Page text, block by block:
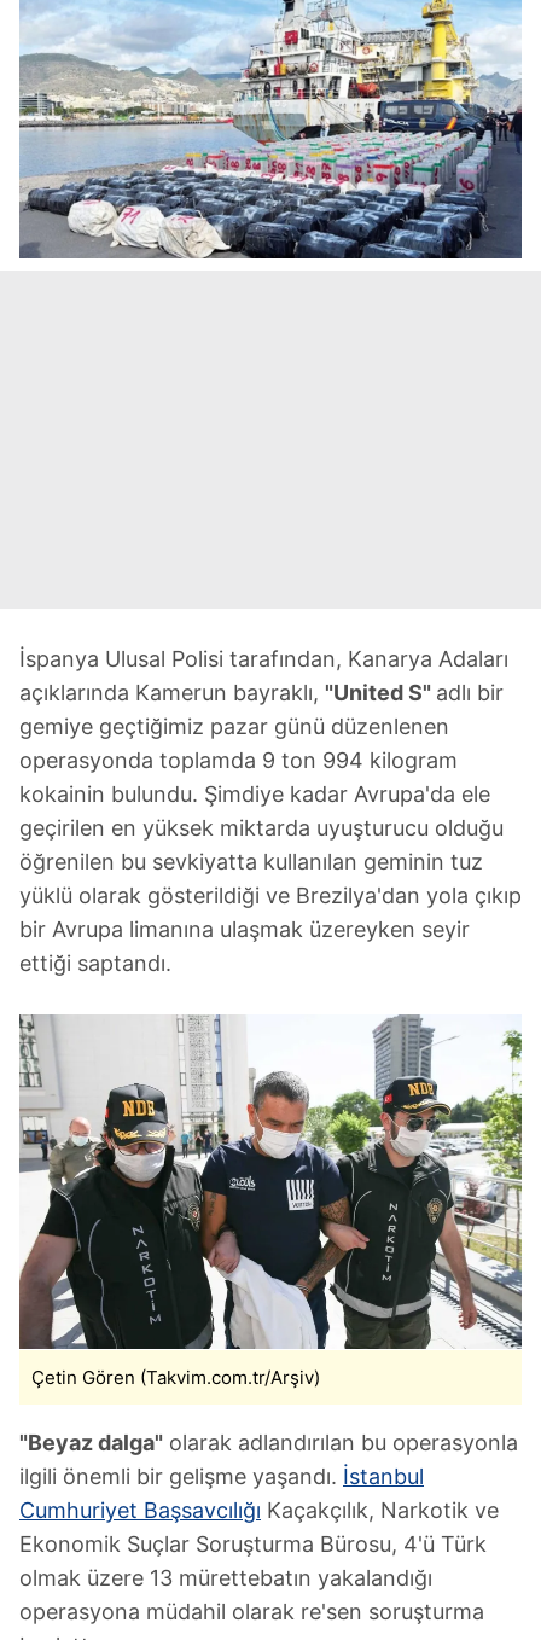
İspanya Ulusal Polisi tarafından, Kanarya Adaları
açıklarında Kamerun bayraklı, "United S" adlı bir
gemiye geçtiğimiz pazar günü düzenlenen
operasyonda toplamda 9 ton 994 kilogram
kokainin bulundu. Şimdiye kadar Avrupa'da ele
geçirilen en yüksek miktarda uyuşturucu olduğu
öğrenilen bu sevkiyatta kullanılan geminin tuz
yüklü olarak gösterildiği ve Brezilya'dan yola çıkıp
bir Avrupa limanına ulaşmak üzereyken seyir
ettiği saptandı.
Çetin Gören (Takvim.com.tr/Arşiv)
"Beyaz dalga" olarak adlandırılan bu operasyonla
ilgili önemli bir gelişme yaşandı. İstanbul
Cumhuriyet Başsavcılığı Kaçakçılık, Narkotik ve
Ekonomik Suçlar Soruşturma Bürosu, 4'ü Türk
olmak üzere 13 mürettebatın yakalandığı
operasyona müdahil olarak re'sen soruşturma